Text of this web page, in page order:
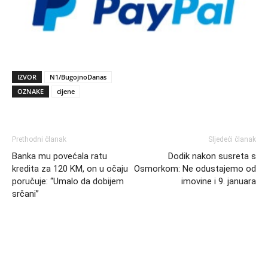
IZVOR
N1/BugojnoDanas
OZNAKE
cijene
Prethodni članak
Banka mu povećala ratu
kredita za 120 KM, on u očaju
poručuje: “Umalo da dobijem
srčani”
Sljedeći članak
Dodik nakon susreta s
Osmorkom: Ne odustajemo od
imovine i 9. januara